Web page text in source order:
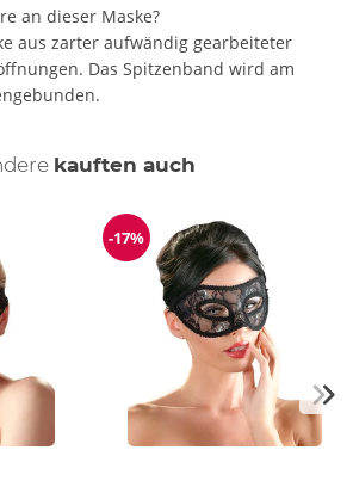
an dieser Maske?
aus zarter aufwändig gearbeiteter
Das Spitzenband wird am
kauften auch
Reduzierung
-17%